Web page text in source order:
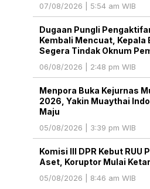
07/08/2026 | 5:54 am WIB
Dugaan Pungli
Kembali Mencuat, Kepala
Segera Tindak Oknum
06/08/2026 | 2:48 pm WIB
Menpora Buka Kejurnas
2026, Yakin Muaythai
Maju
05/08/2026 | 3:39 pm WIB
Komisi III DPR Kebut RUU
Aset, Koruptor Mulai
05/08/2026 | 8:46 am WIB